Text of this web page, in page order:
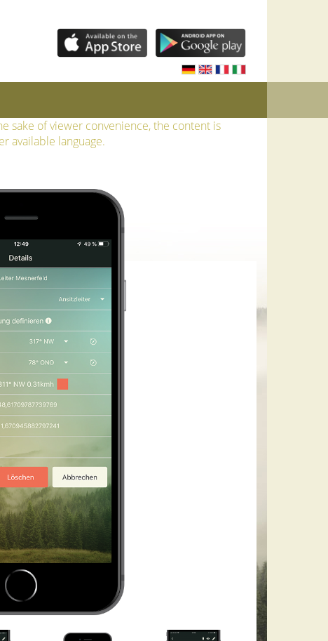
sake of viewer convenience, the content is
available language.